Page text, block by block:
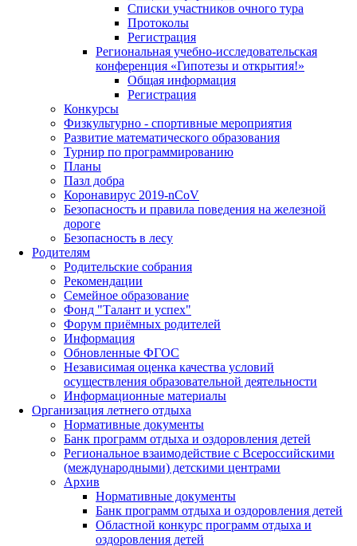
Списки участников очного тура
Протоколы
Регистрация
Региональная учебно-исследовательская
конференция «Гипотезы и открытия!»
Общая информация
Регистрация
Конкурсы
Физкультурно - спортивные мероприятия
Развитие математического образования
Турнир по программированию
Планы
Пазл добра
Коронавирус 2019-nCoV
Безопасность и правила поведения на железной
дороге
Безопасность в лесу
Родителям
Родительские собрания
Рекомендации
Семейное образование
Фонд "Талант и успех"
Форум приёмных родителей
Информация
Обновленные ФГОС
Независимая оценка качества условий
осуществления образовательной деятельности
Информационные материалы
Организация летнего отдыха
Нормативные документы
Банк программ отдыха и оздоровления детей
Региональное взаимодействие с Всероссийскими
(международными) детскими центрами
Архив
Нормативные документы
Банк программ отдыха и оздоровления детей
Областной конкурс программ отдыха и
оздоровления детей